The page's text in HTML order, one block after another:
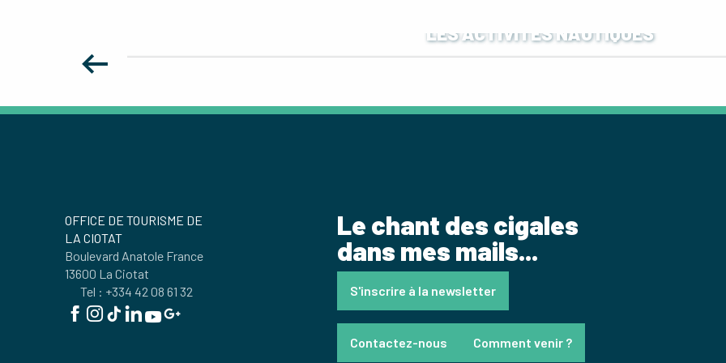
LES ACTIVITÉS NAUTIQUES
OFFICE DE TOURISME DE
LA CIOTAT
Boulevard Anatole France
13600 La Ciotat
Tel : +334 42 08 61 32
Le chant des cigales
dans mes mails...
S'inscrire à la newsletter
Contactez-nous Comment venir ?